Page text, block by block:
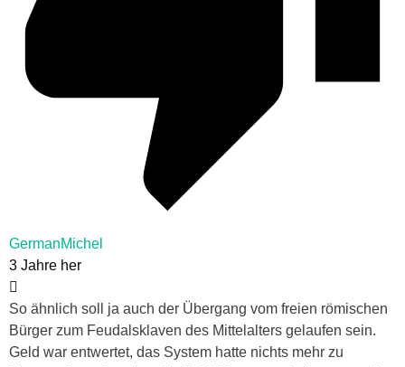
GermanMichel
3 Jahre her
So ähnlich soll ja auch der Übergang vom freien römischen
Bürger zum Feudalsklaven des Mittelalters gelaufen sein.
Geld war entwertet, das System hatte nichts mehr zu